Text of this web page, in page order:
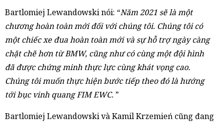
Bartlomiej Lewandowski nói: “Năm 2021 sẽ là một
chương hoàn toàn mới đối với chúng tôi. Chúng tôi có
một chiếc xe đua hoàn toàn mới và sự hỗ trợ ngày càng
chặt chẽ hơn từ BMW, cũng như có cùng một đội hình
đã được chứng minh thực lực cùng khát vọng cao.
Chúng tôi muốn thực hiện bước tiếp theo đó là hướng
tới bục vinh quang FIM EWC.”
Bartlomiej Lewandowski và Kamil Krzemień cũng đang